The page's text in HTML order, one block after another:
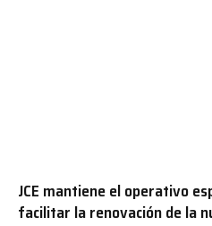
JCE mantiene el operativo
facilitar la renovación de la